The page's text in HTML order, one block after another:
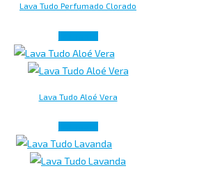
Lava Tudo Perfumado Clorado
Lava Tudo Aloé Vera